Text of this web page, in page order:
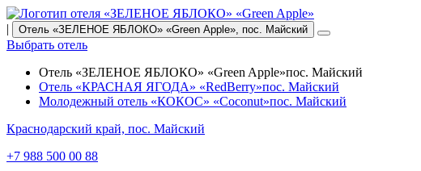
| Отель «ЗЕЛЕНОЕ ЯБЛОКО» «Green Apple», пос. Майский
Выбрать отель
Отель «ЗЕЛЕНОЕ ЯБЛОКО» «Green Apple»пос. Майский
Отель «КРАСНАЯ ЯГОДА» «RedBerry»пос. Майский
Молодежный отель «КОКОС» «Coconut»пос. Майский
Краснодарский край, пос. Майский
+7 988 500 00 88